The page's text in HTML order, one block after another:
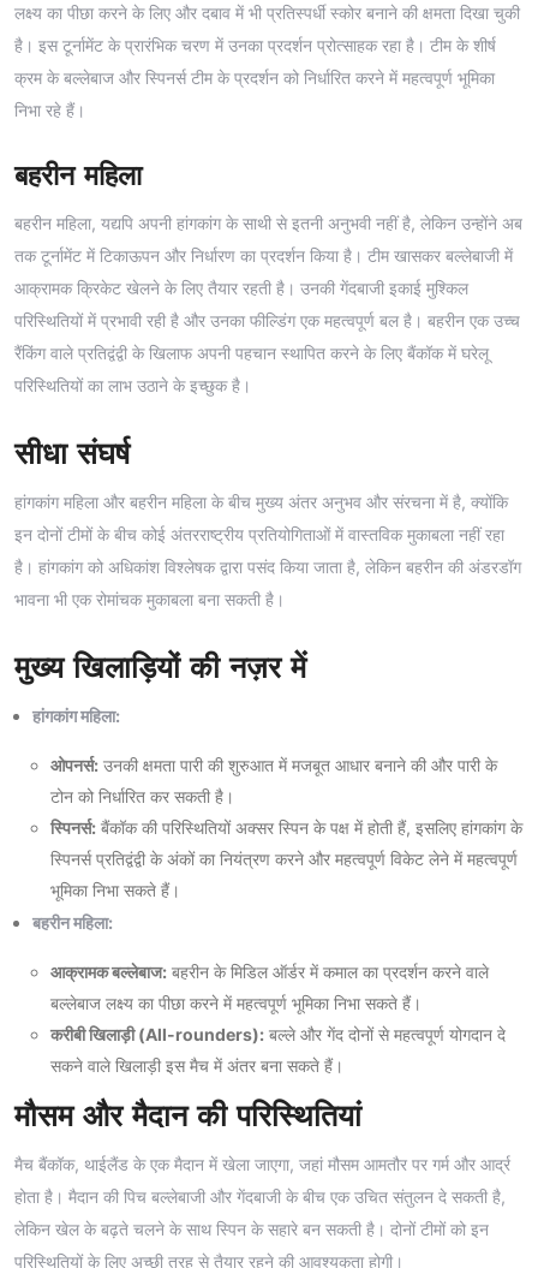
लक्ष्य का पीछा करने के लिए और दबाव में भी प्रतिस्पर्धी स्कोर बनाने की क्षमता दिखा चुकी
है। इस टूर्नामेंट के प्रारंभिक चरण में उनका प्रदर्शन प्रोत्साहक रहा है। टीम के शीर्ष
क्रम के बल्लेबाज और स्पिनर्स टीम के प्रदर्शन को निर्धारित करने में महत्वपूर्ण भूमिका
निभा रहे हैं।
बहरीन महिला
बहरीन महिला, यद्यपि अपनी हांगकांग के साथी से इतनी अनुभवी नहीं है, लेकिन उन्होंने अब
तक टूर्नामेंट में टिकाऊपन और निर्धारण का प्रदर्शन किया है। टीम खासकर बल्लेबाजी में
आक्रामक क्रिकेट खेलने के लिए तैयार रहती है। उनकी गेंदबाजी इकाई मुश्किल
परिस्थितियों में प्रभावी रही है और उनका फील्डिंग एक महत्वपूर्ण बल है। बहरीन एक उच्च
रैंकिंग वाले प्रतिद्वंद्वी के खिलाफ अपनी पहचान स्थापित करने के लिए बैंकॉक में घरेलू
परिस्थितियों का लाभ उठाने के इच्छुक है।
सीधा संघर्ष
हांगकांग महिला और बहरीन महिला के बीच मुख्य अंतर अनुभव और संरचना में है, क्योंकि
इन दोनों टीमों के बीच कोई अंतरराष्ट्रीय प्रतियोगिताओं में वास्तविक मुकाबला नहीं रहा
है। हांगकांग को अधिकांश विश्लेषक द्वारा पसंद किया जाता है, लेकिन बहरीन की अंडरडॉग
भावना भी एक रोमांचक मुकाबला बना सकती है।
मुख्य खिलाड़ियों की नज़र में
हांगकांग महिला:
ओपनर्स: उनकी क्षमता पारी की शुरुआत में मजबूत आधार बनाने की और पारी के
टोन को निर्धारित कर सकती है।
स्पिनर्स: बैंकॉक की परिस्थितियों अक्सर स्पिन के पक्ष में होती हैं, इसलिए हांगकांग के
स्पिनर्स प्रतिद्वंद्वी के अंकों का नियंत्रण करने और महत्वपूर्ण विकेट लेने में महत्वपूर्ण
भूमिका निभा सकते हैं।
बहरीन महिला:
आक्रामक बल्लेबाज: बहरीन के मिडिल ऑर्डर में कमाल का प्रदर्शन करने वाले
बल्लेबाज लक्ष्य का पीछा करने में महत्वपूर्ण भूमिका निभा सकते हैं।
करीबी खिलाड़ी (All-rounders): बल्ले और गेंद दोनों से महत्वपूर्ण योगदान दे
सकने वाले खिलाड़ी इस मैच में अंतर बना सकते हैं।
मौसम और मैदान की परिस्थितियां
मैच बैंकॉक, थाईलैंड के एक मैदान में खेला जाएगा, जहां मौसम आमतौर पर गर्म और आर्द्र
होता है। मैदान की पिच बल्लेबाजी और गेंदबाजी के बीच एक उचित संतुलन दे सकती है,
लेकिन खेल के बढ़ते चलने के साथ स्पिन के सहारे बन सकती है। दोनों टीमों को इन
परिस्थितियों के लिए अच्छी तरह से तैयार रहने की आवश्यकता होगी।